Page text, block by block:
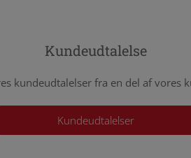
Kundeudtalelse
kundeudtalelser fra en del af vores
Kundeudtalelser